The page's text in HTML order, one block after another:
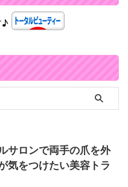
♪
サロンで両手の爪を外
気をつけたい美容トラ